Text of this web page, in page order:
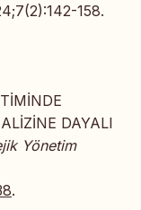
158.
DAYALI
Yönetim
.